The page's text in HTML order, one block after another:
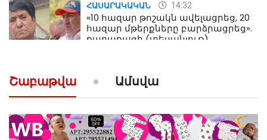
ՀԱՍԱՐԱԿԱԿԱՆ 14:32
«10 հազար թոշակն ավելացրեց, 20
հազար մթերքները բարձրացրեց».
քաղաքացի (տեսանյութ)
«Լեզվիդ տալու փոխարեն
Սաղաթելյան (տեսանյութ)
Շաբաթվա Ամսվա